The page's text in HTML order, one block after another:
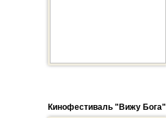
Кинофестиваль "Вижу Бога"